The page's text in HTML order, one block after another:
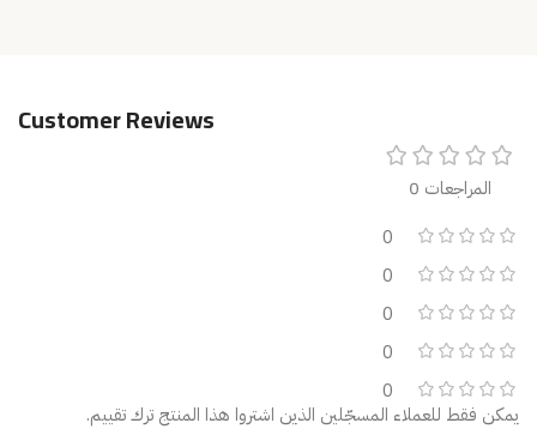
Customer Reviews
المراجعات 0
0
0
0
0
0
يمكن فقط للعملاء المسجّلين الذين اشتروا هذا المنتج ترك تقييم.